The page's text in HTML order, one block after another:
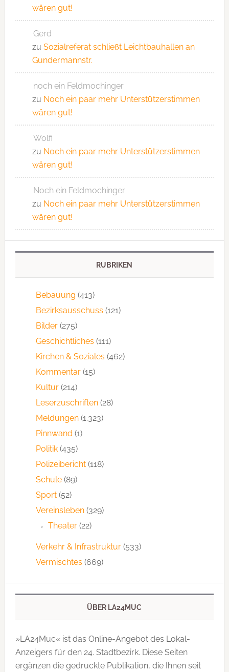
wären gut!
Gerd
zu Sozialreferat schließt Leichtbauhallen an
Gundermannstr.
noch ein Feldmochinger
zu Noch ein paar mehr Unterstützerstimmen
wären gut!
Wolfi
zu Noch ein paar mehr Unterstützerstimmen
wären gut!
Noch ein Feldmochinger
zu Noch ein paar mehr Unterstützerstimmen
wären gut!
RUBRIKEN
Bebauung (413)
Bezirksausschuss (121)
Bilder(275)
Geschichtliches (111)
Kirchen & Soziales (462)
Kommentar(15)
Kultur(214)
Leserzuschriften(28)
Meldungen(1.323)
Pinnwand (1)
Politik(435)
Polizeibericht(118)
Schule(89)
Sport(52)
Vereinsleben(329)
Theater(22)
Verkehr & Infrastruktur(533)
Vermischtes (669)
ÜBER LA24MUC
»LA24Muc« ist das Online-Angebot des Lokal-
Anzeigers für den 24. Stadtbezirk. Diese Seiten
ergänzen die gedruckte Publi­kation, die Ihnen seit